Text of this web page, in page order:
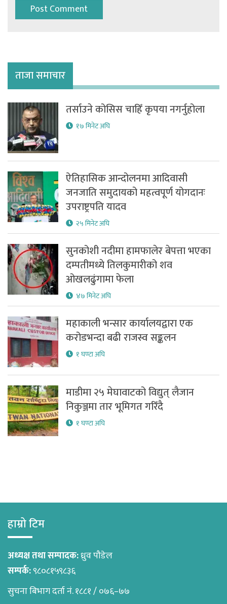
ताजा समाचार
तर्साउने कोसिस चाहिँ कृपया नगर्नुहोला
१७ मिनेट अघि
ऐतिहासिक आन्दोलनमा आदिवासी
जनजाति समुदायको महत्वपूर्ण योगदानः
उपराष्ट्रपति यादव
२५ मिनेट अघि
सुनकोशी नदीमा हामफालेर बेपत्ता भएका
दम्पतीमध्ये तिलकुमारीको शव
ओखलढुंगामा फेला
४७ मिनेट अघि
महाकाली भन्सार कार्यालयद्वारा एक
करोडभन्दा बढी राजस्व सङ्कलन
१ घण्टा अघि
माडीमा २५ मेघावाटको विद्युत् लैजान
निकुञ्जमा तार भूमिगत गरिँदै
१ घण्टा अघि
हाम्रो टिम
अध्यक्ष तथा सम्पादक:ध्रुव पौडेल
सम्पर्क:९८०८१५९८३६
सुचना बिभाग दर्ता नं. १८८१ / ०७६–७७